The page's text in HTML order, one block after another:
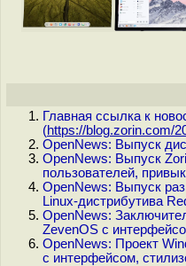
Главная ссылка к
(https://blog.zorin.com/
OpenNews: Выпуск
OpenNews: Выпуск
пользователей,
OpenNews: Выпуск
Linux-дистрибутива
OpenNews:
ZevenOS с
OpenNews: Проект
с интерфейсом,